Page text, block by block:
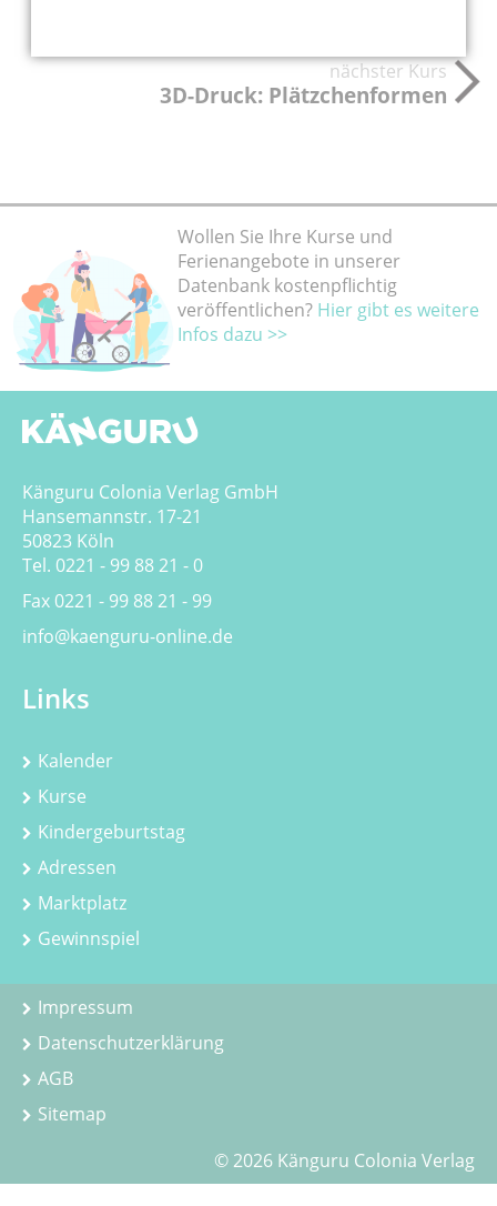
nächster Kurs
3D-Druck: Plätzchenformen
Wollen Sie Ihre Kurse und
Ferienangebote in unserer
Datenbank kostenpflichtig
veröffentlichen? Hier gibt es weitere
Infos dazu >>
Känguru Colonia Verlag GmbH
Hansemannstr. 17-21
50823 Köln
Tel. 0221 - 99 88 21 - 0
Fax 0221 - 99 88 21 - 99
info@kaenguru-online.de
Links
Kalender
Kurse
Kindergeburtstag
Adressen
Marktplatz
Gewinnspiel
© 2026 Känguru Colonia Verlag
Impressum
Datenschutzerklärung
AGB
Sitemap